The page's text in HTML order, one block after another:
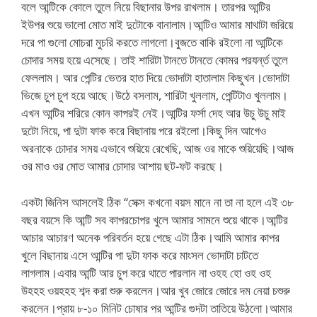
বলে আন্টিকে কোলে তুলে নিয়ে বিছানার উপর রাখলাম। তারপর আন্টির
ইউপর শুয়ে ভালো মোত মাই দুটোকে বানালাম।আন্টিও আমার মাথাটা জরিয়ে
দরে পা গুলো মোচরা মুচরি করতে লাগলো।বুজতে বাকি রইলো না আন্টিকে
চোদার সময় হয়ে এসেছে। তাই শারিটা টানতে টানতে কোমর পরযর্ন্ত তুলে
ফেললাম। আর পেন্টির ভেতর হাত দিয়ে ভোদাটা হাতালাম কিছুখন।ভোদাটা
ভিজে চুপ চুপ হয়ে আছে।উঠে বসলাম, শারিটা খুললাম, পেন্টিটাও খুললাম।
এখন আন্টির শরিরে কোন কাপরই নেই।আন্টির ফর্সা দেহ আর উচু উচু মাই
দুটো নিয়ে, পা দুটা ফাক করে বিছানায় পরে রইলো।কিছু দিন আগেও
অরনাকে চোদার সময় এভাবে শুয়িয়ে রেখেছি, আজ ওর মাকে শুয়িয়েছি।আজ
ওর মাও ওর মোত আমার চোদার আশায় ছট-ফট করছে।
একটা জিনিস আসলেই ঠিক “সেক্স কখনো বয়স মানে না তা না হলে এই ৩৮
বছর বয়সে কি আন্টি সব কাপরচোপর খুলে আমার সামনে শুয়ে থাকে।আন্টির
আচার আচারণ অনেক পরিবর্তন হয়ে গেছে এটা ঠিক।আমি আমার কাপর
খুলে বিছানায় এসে আন্টির পা দুটা ফাক করে মাংসল ভোদাটা চাটতে
লাগলাম।এবার আন্টি আর চুপ করে থাতে পারলান না ওহহ হো ওহ ওহ
উহহহ ওয়হহহ শব্দ করা শুরু করলেন।আর খুব জোরে জোরে দম নেয়া চশুরু
করলেন।প্রায় ৮-১০ মিনিট চোষার পর আন্টির গুদটা তাতিয়ে উঠলো।আমার